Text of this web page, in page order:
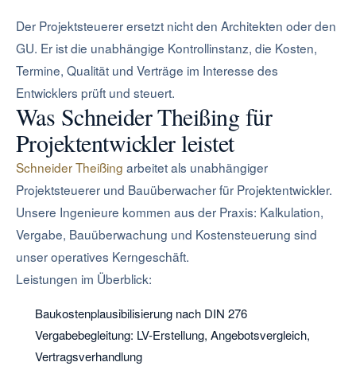
Der Projektsteuerer ersetzt nicht den Architekten oder den
GU. Er ist die unabhängige Kontrollinstanz, die Kosten,
Termine, Qualität und Verträge im Interesse des
Entwicklers prüft und steuert.
Was Schneider Theißing für
Projektentwickler leistet
Schneider Theißing arbeitet als unabhängiger
Projektsteuerer und Bauüberwacher für Projektentwickler.
Unsere Ingenieure kommen aus der Praxis: Kalkulation,
Vergabe, Bauüberwachung und Kostensteuerung sind
unser operatives Kerngeschäft.
Leistungen im Überblick:
Baukostenplausibilisierung nach DIN 276
Vergabebegleitung: LV-Erstellung, Angebotsvergleich,
Vertragsverhandlung